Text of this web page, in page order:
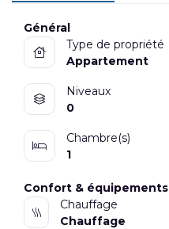
Général
Type de propriété
Appartement
Niveaux
0
Chambre(s)
1
Confort & équipements
Chauffage
Chauffage